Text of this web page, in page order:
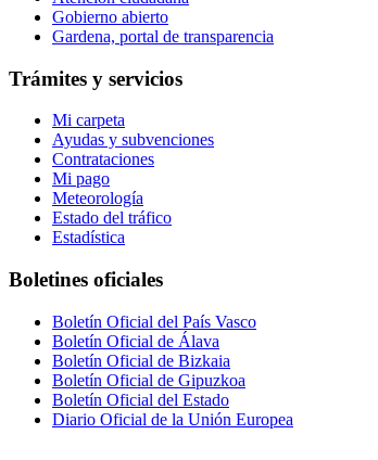
Gobierno abierto
Gardena, portal de transparencia
Trámites y servicios
Mi carpeta
Ayudas y subvenciones
Contrataciones
Mi pago
Meteorología
Estado del tráfico
Estadística
Boletines oficiales
Boletín Oficial del País Vasco
Boletín Oficial de Álava
Boletín Oficial de Bizkaia
Boletín Oficial de Gipuzkoa
Boletín Oficial del Estado
Diario Oficial de la Unión Europea